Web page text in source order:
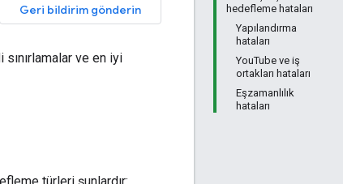
hedefleme hataları
Yapılandırma
hataları
YouTube ve iş
ortakları hataları
Eşzamanlılık
hataları
Geri bildirim gönderin
ve en iyi